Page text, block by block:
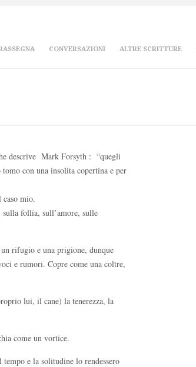
CONVERSAZIONI ALTRE SCRITTURE
descrive Mark Forsyth : “quegli
con una insolita copertina e per
caso mio.
sulla follia, sull’amore, sulle
rifugio e una prigione, dunque
e rumori. Copre come una coltre,
lui, il cane) la tenerezza, la
come un vortice.
e la solitudine lo rendessero